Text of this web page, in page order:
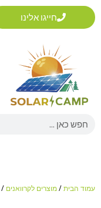
דילוג
לתוכן
חייגו אלינו
Search
עמוד הבית / מוצרים לקרוואנים /